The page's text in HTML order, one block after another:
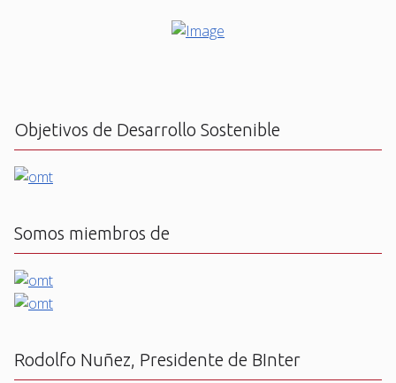
Objetivos de Desarrollo Sostenible
Somos miembros de
Rodolfo Nuñez, Presidente de BInter